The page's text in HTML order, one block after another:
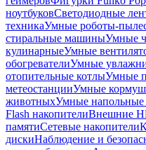
ноутбуковСветодиодные
техникаУмные роботы-
стиральные машиныУмные
кулинарныеУмные
обогревателиУмные
отопительные котлыУмные
метеостанцииУмные
животныхУмные напольные
Flash накопителиВнешние
памятиСетевые накопители
дискиНаблюдение и